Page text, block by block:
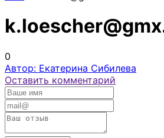
0
Автор: Екатерина Сибилева
Оставить комментарий